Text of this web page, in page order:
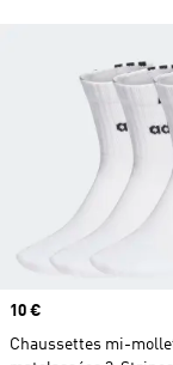
Prix
10 €
Chaussettes mi-